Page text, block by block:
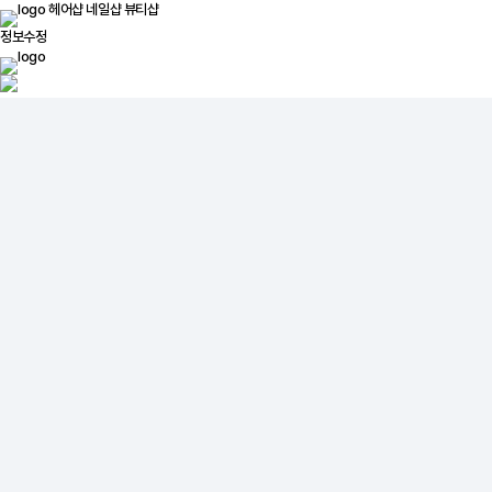
헤어샵 네일샵뷰티샵
정보수정